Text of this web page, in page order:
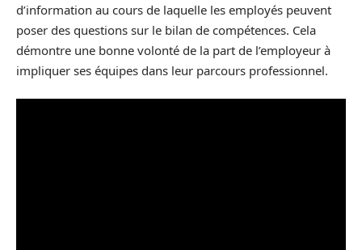
d’information au cours de laquelle les employés peuvent
poser des questions sur le bilan de compétences. Cela
démontre une bonne volonté de la part de l’employeur à
impliquer ses équipes dans leur parcours professionnel.